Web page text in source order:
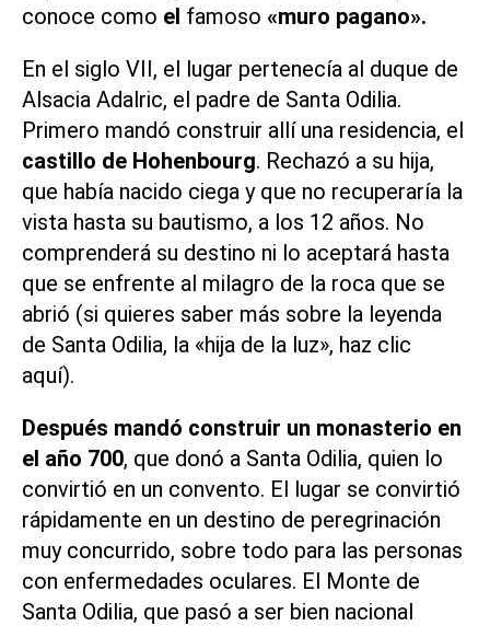
conoce como el famoso «muro pagano».
En el siglo VII, el lugar pertenecía al duque de
Alsacia Adalric, el padre de Santa Odilia.
Primero mandó construir allí una residencia, el
castillo de Hohenbourg. Rechazó a su hija,
que había nacido ciega y que no recuperaría la
vista hasta su bautismo, a los 12 años. No
comprenderá su destino ni lo aceptará hasta
que se enfrente al milagro de la roca que se
abrió (si quieres saber más sobre la leyenda
de Santa Odilia, la «hija de la luz», haz clic
aquí).
Después mandó construir un monasterio en
el año 700, que donó a Santa Odilia, quien lo
convirtió en un convento. El lugar se convirtió
rápidamente en un destino de peregrinación
muy concurrido, sobre todo para las personas
con enfermedades oculares. El Monte de
Santa Odilia, que pasó a ser bien nacional